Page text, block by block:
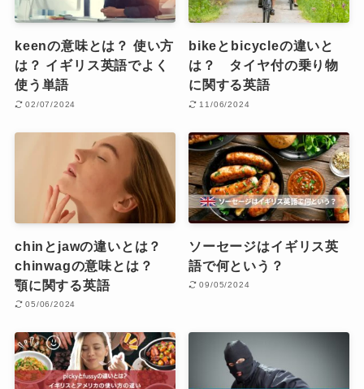
keenの意味とは？ 使い方
は？ イギリス英語でよく
使う単語
02/07/2024
bikeとbicycleの違いと
は？ タイヤ付の乗り物
に関する英語
11/06/2024
chinとjawの違いとは？
chinwagの意味とは？
顎に関する英語
05/06/2024
ソーセージはイギリス英
語で何という？
09/05/2024